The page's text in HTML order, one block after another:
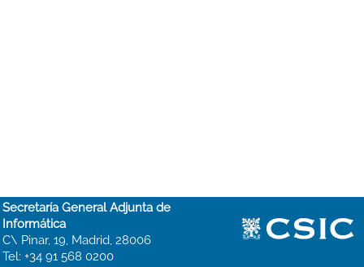
Secretaría General Adjunta de
Informática
C\ Pinar, 19, Madrid, 28006
Tel: +34 91 568 0200